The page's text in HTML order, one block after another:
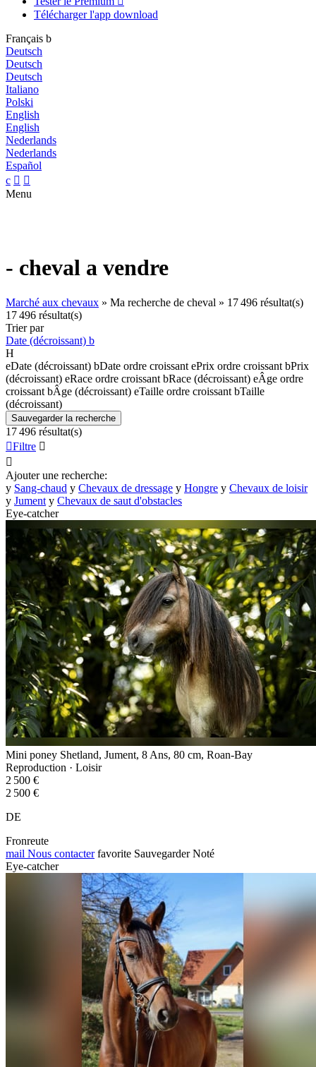
Télécharger l'app download
Français b
Deutsch
Deutsch
Deutsch
Italiano
Polski
English
English
Nederlands
Nederlands
Español
c  
Menu
- cheval a vendre
Marché aux chevaux » Ma recherche de cheval » 17 496 résultat(s)
17 496 résultat(s)
Trier par
Date (décroissant) b
H
eDate (décroissant) bDate ordre croissant ePrix ordre croissant bPrix
(décroissant) eRace ordre croissant bRace (décroissant) eÂge ordre
croissant bÂge (décroissant) eTaille ordre croissant bTaille
(décroissant)
Sauvegarder la recherche
17 496 résultat(s)
Filtre 

Ajouter une recherche:
y Sang-chaud y Chevaux de dressage y Hongre y Chevaux de loisir
y Jument y Chevaux de saut d'obstacles
Eye-catcher
Mini poney Shetland, Jument, 8 Ans, 80 cm, Roan-Bay
Reproduction · Loisir
2 500 €
2 500 €
DE
Fronreute
mail Nous contacter favorite Sauvegarder Noté
Eye-catcher